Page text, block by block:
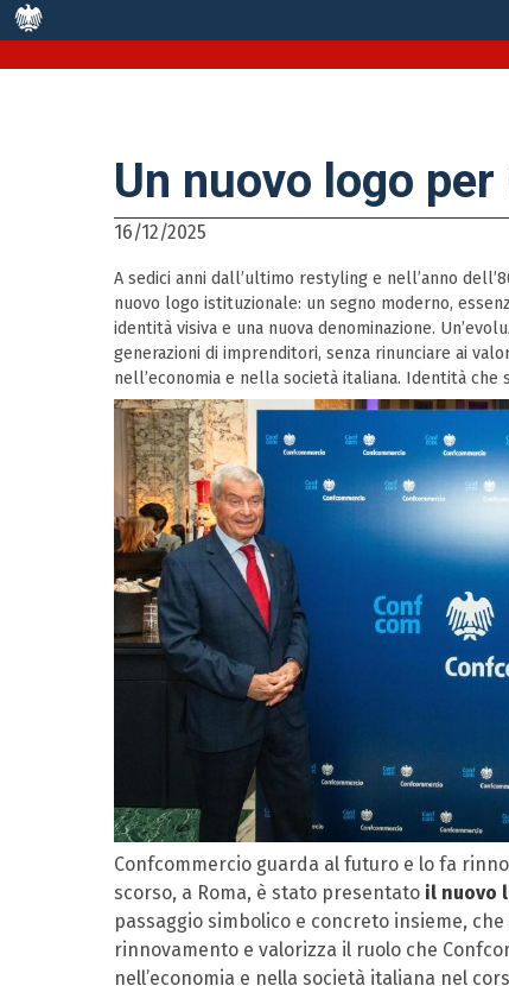
Un nuovo logo
16/12/2025
A sedici anni dall’ultimo restyling e nell’anno
nuovo logo istituzionale: un segno moderno,
identità visiva e una nuova denominazione.
generazioni di imprenditori, senza rinunciare ai
nell’economia e nella società italiana. Identità che
Confcommercio guarda al futuro e lo fa
scorso, a Roma, è stato presentato il nuovo
passaggio simbolico e concreto insieme,
rinnovamento e valorizza il ruolo che
nell’economia e nella società italiana nel